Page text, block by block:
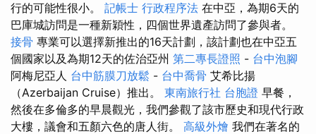
行的可能性很小。 記帳士 行政程序法 在中亞，為期6天的
巴庫城訪問是一種新穎性，四個世界遺產訪問了參與者。
接骨 專業可以選擇新推出的16天計劃，該計劃也在中亞五
個國家以及為期12天的佐治亞州 第二專長證照 - 台中泡腳
阿梅尼亞人 台中筋膜刀放鬆 - 台中喬骨 艾希比揚
（Azerbaijan Cruise）推出。 東南旅行社 台胞證 早餐，
然後在多倫多的早晨觀光，我們參觀了該市歷史和現代行政
大樓，議會和五顏六色的唐人街。 高級外燴 我們在著名的